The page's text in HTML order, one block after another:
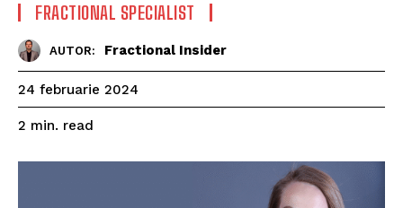
FRACTIONAL SPECIALIST
AUTOR: Fractional Insider
24 februarie 2024
2 min. read